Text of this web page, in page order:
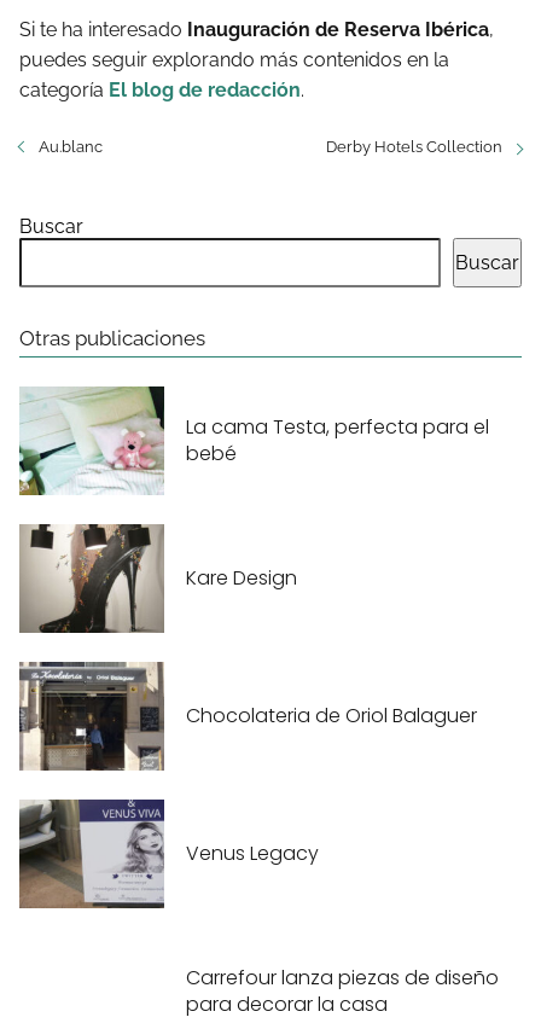
Si te ha interesado Inauguración de Reserva Ibérica,
puedes seguir explorando más contenidos en la
categoría El blog de redacción.
Au.blanc Derby Hotels Collection
Buscar
Buscar
Otras publicaciones
La cama Testa, perfecta para el
bebé
Kare Design
Chocolateria de Oriol Balaguer
Venus Legacy
Carrefour lanza piezas de diseño
para decorar la casa